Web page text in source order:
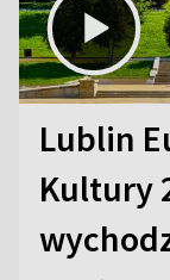
Lublin
Kultury